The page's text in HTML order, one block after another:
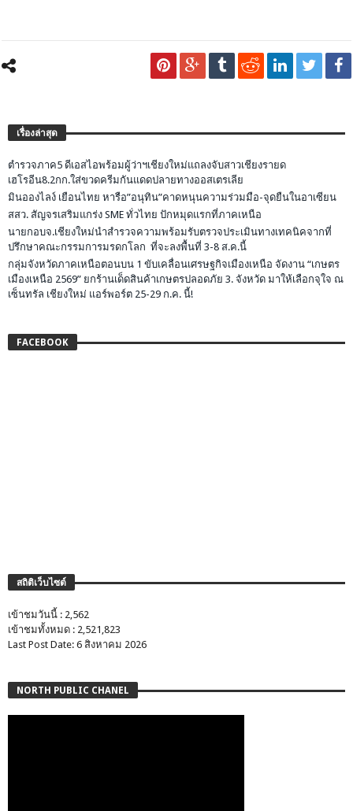
เรื่องล่าสุด
ตำรวจภาค5 ดีเอสไอพร้อมผู้ว่าฯเชียงใหม่แถลงจับสาวเชียงรายด
เฮโรอีน8.2กก.ใส่ขวดครีมกันแดดปลายทางออสเตรเลีย
มินอองไลง์ เยือนไทย หารือ”อนุทิน”คาดหนุนความร่วมมือ-จุดยืนในอาเซียน
สสว. สัญจรเสริมแกร่ง SME ทั่วไทย ปักหมุดแรกที่ภาคเหนือ
นายกอบจ.เชียงใหม่นำสำรวจความพร้อมรับตรวจประเมินทางเทคนิคจากที่
ปรึกษาคณะกรรมการมรดกโลก ที่จะลงพื้นที่ 3-8 ส.ค.นี้
กลุ่มจังหวัดภาคเหนือตอนบน 1 ขับเคลื่อนเศรษฐกิจเมืองเหนือ จัดงาน “เกษตร
เมืองเหนือ 2569” ยกร้านเด็ดสินค้าเกษตรปลอดภัย 3. จังหวัด มาให้เลือกจุใจ ณ
เซ็นทรัล เชียงใหม่ แอร์พอร์ต 25-29 ก.ค. นี้!
FACEBOOK
สถิติเว็บไซต์
เข้าชมวันนี้ : 2,562
เข้าชมทั้งหมด : 2,521,823
Last Post Date: 6 สิงหาคม 2026
NORTH PUBLIC CHANEL